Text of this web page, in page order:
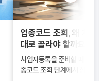
업종코드 조회, 왜 처
대로 골라야 할까요?
사업자등록을 준비할 때 많
종코드 조회 단계에서 잠시